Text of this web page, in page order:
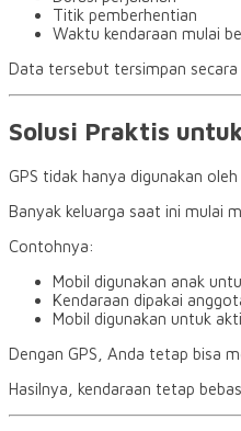
Titik pemberhentian
Waktu kendaraan mulai
Data tersebut tersimpan
Solusi Praktis
GPS tidak hanya digunakan
Banyak keluarga saat ini mulai
Contohnya:
Mobil digunakan anak
Kendaraan dipakai
Mobil digunakan untuk
Dengan GPS, Anda tetap bisa
Hasilnya, kendaraan tetap